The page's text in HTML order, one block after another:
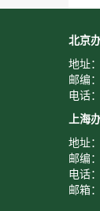
北京
地址
邮编
电话
上海
地址
邮编
电话
邮箱